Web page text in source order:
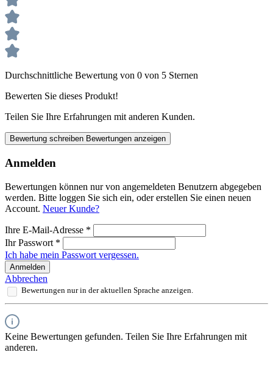
Durchschnittliche Bewertung von 0 von 5 Sternen
Bewerten Sie dieses Produkt!
Teilen Sie Ihre Erfahrungen mit anderen Kunden.
Bewertung schreiben Bewertungen anzeigen
Anmelden
Bewertungen können nur von angemeldeten Benutzern abgegeben
werden. Bitte loggen Sie sich ein, oder erstellen Sie einen neuen
Account. Neuer Kunde?
Ihre E-Mail-Adresse *
Ihr Passwort *
Ich habe mein Passwort vergessen.
Anmelden
Abbrechen
Bewertungen nur in der aktuellen Sprache anzeigen.
Keine Bewertungen gefunden. Teilen Sie Ihre Erfahrungen mit
anderen.